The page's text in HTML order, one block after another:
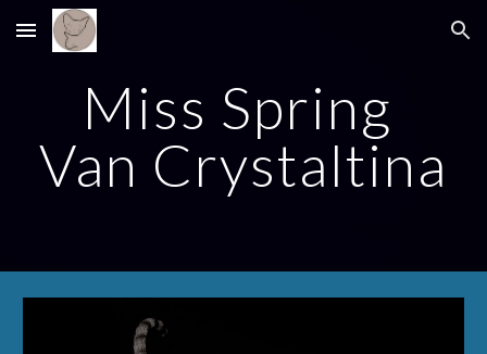
Skip to main content Skip to navigation
Miss Spring
Van Crystaltina